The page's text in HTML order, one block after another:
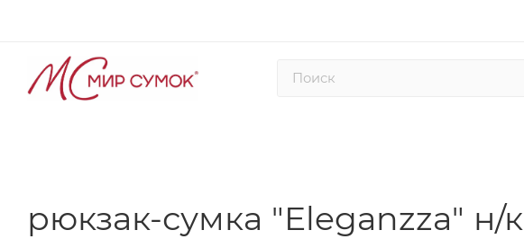
рюкзак-сумка "Eleganzza" н/к